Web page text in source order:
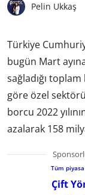
Pelin Ukkaş
Türkiye
bugün Mart
sağladığı
göre özel
borcu 2022
azalarak 158
Tüm
Çift